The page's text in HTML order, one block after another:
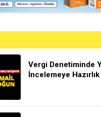
Vergi Denetiminde
İncelemeye